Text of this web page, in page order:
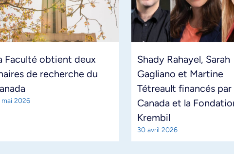
Faculté obtient deux
de recherche du
mai 2026
Shady Rahayel, Sarah
Gagliano et Martine
Tétreault financés par
Canada et la
Krembil
30 avril 2026